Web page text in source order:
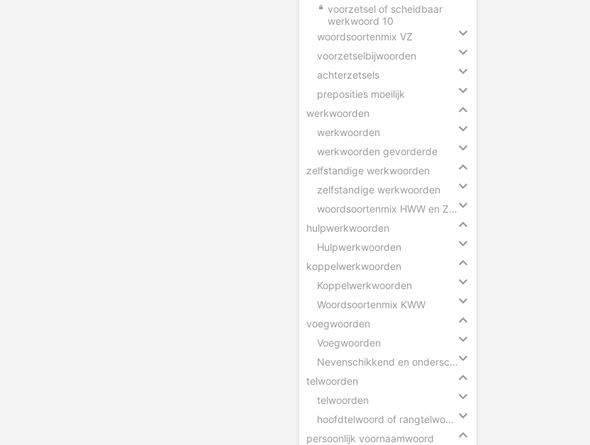
voorzetsel of scheidbaar
werkwoord 10
woordsoortenmix VZ
voorzetselbijwoorden
achterzetsels
preposities moeilijk
werkwoorden
werkwoorden
werkwoorden gevorderde
zelfstandige werkwoorden
zelfstandige werkwoorden
woordsoortenmix HWW en ZWW
hulpwerkwoorden
Hulpwerkwoorden
koppelwerkwoorden
Koppelwerkwoorden
Woordsoortenmix KWW
voegwoorden
Voegwoorden
Nevenschikkend en onderschikkend voegwoord
telwoorden
telwoorden
hoofdtelwoord of rangtelwoord
persoonlijk voornaamwoord